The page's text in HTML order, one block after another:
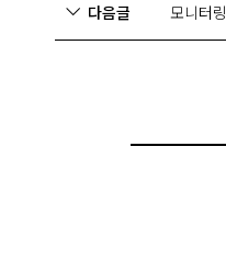
다음글 모니터